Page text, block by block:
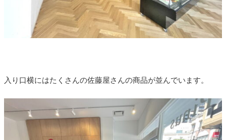
入り口横にはたくさんの佐藤屋さんの商品が並んでいます。